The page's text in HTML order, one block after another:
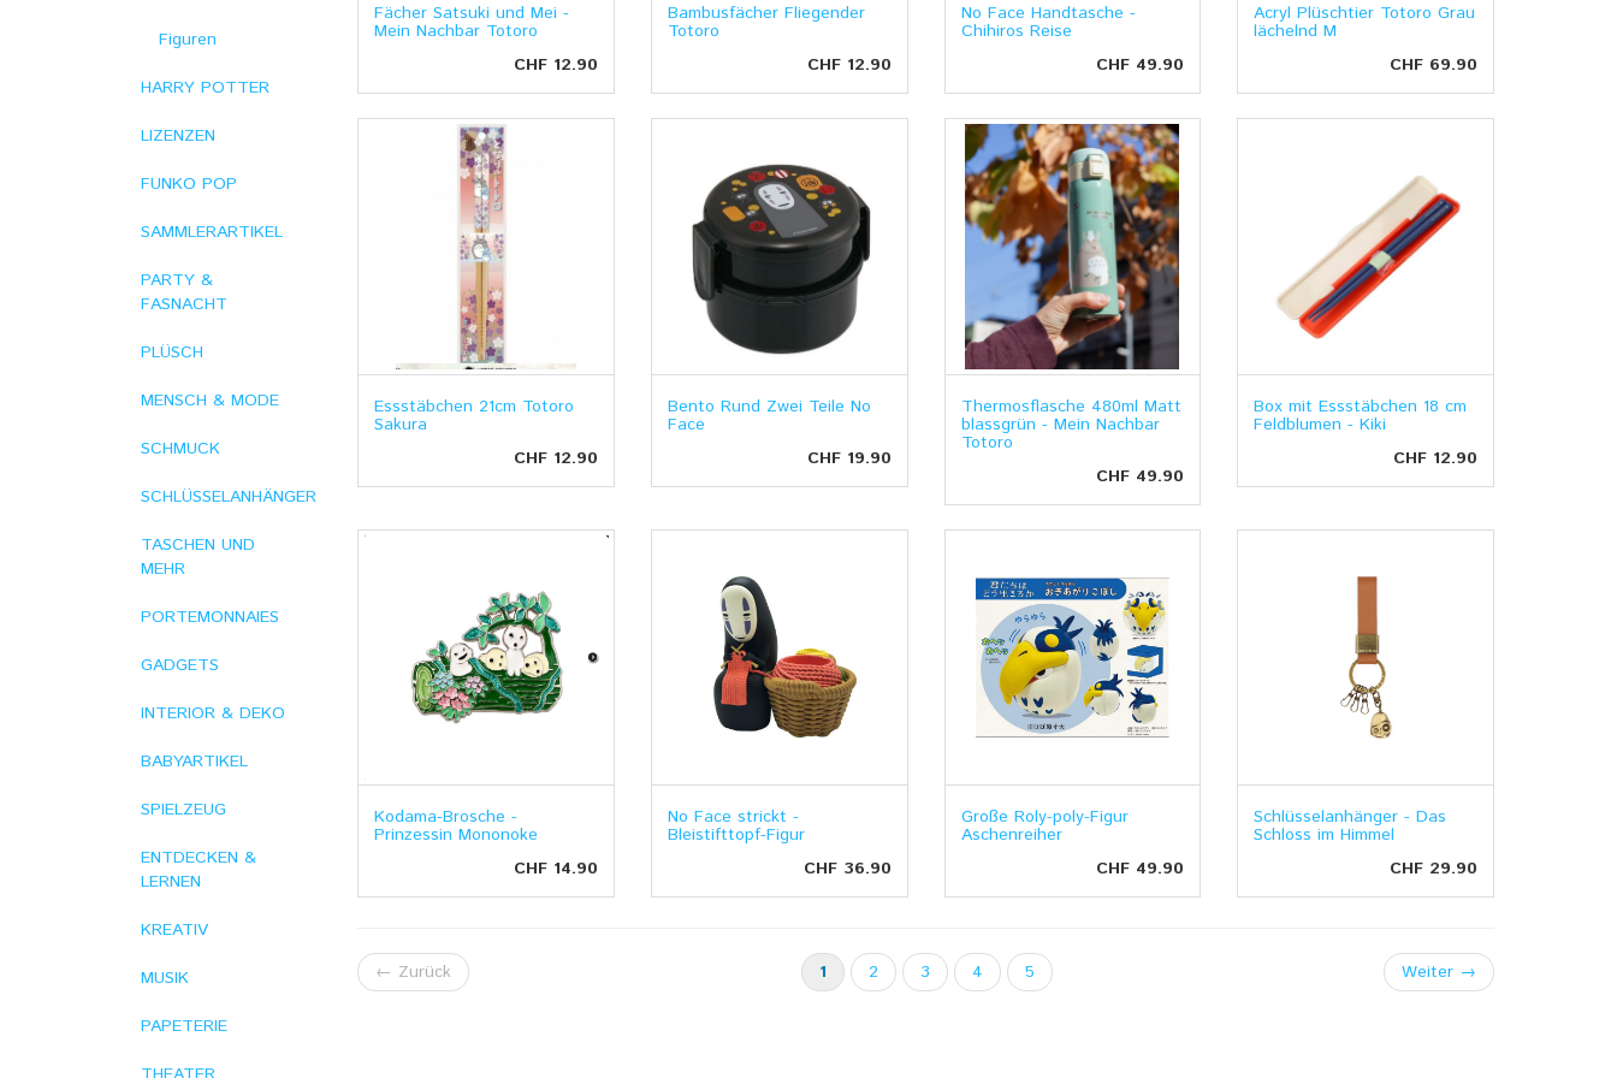
Figuren
HARRY POTTER
LIZENZEN
FUNKO POP
SAMMLERARTIKEL
PARTY &
FASNACHT
PLÜSCH
MENSCH & MODE
SCHMUCK
SCHLÜSSELANHÄNGER
TASCHEN UND
MEHR
PORTEMONNAIES
GADGETS
INTERIOR & DEKO
BABYARTIKEL
SPIELZEUG
ENTDECKEN &
LERNEN
KREATIV
MUSIK
PAPETERIE
Fächer Satsuki und Mei -
Mein Nachbar Totoro
CHF 12.90
Bambusfächer Fliegender
Totoro
CHF 12.90
No Face Handtasche -
Chihiros Reise
CHF 49.90
Acryl Plüschtier Totoro Grau
lächelnd M
CHF 69.90
Essstäbchen 21cm Totoro
Sakura
CHF 12.90
Bento Rund Zwei Teile No
Face
CHF 19.90
Thermosflasche 480ml Matt
blassgrün - Mein Nachbar
Totoro
CHF 49.90
Box mit Essstäbchen 18 cm
Feldblumen - Kiki
CHF 12.90
Kodama-Brosche -
Prinzessin Mononoke
CHF 14.90
No Face strickt -
Bleistifttopf-Figur
CHF 36.90
Große Roly-poly-Figur
Aschenreiher
CHF 49.90
Schlüsselanhänger - Das
Schloss im Himmel
CHF 29.90
← Zurück 1 2 3 4 5 Weiter →